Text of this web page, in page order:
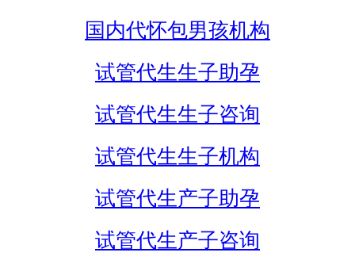
国内代怀包男孩机构
试管代生生子助孕
试管代生生子咨询
试管代生生子机构
试管代生产子助孕
试管代生产子咨询